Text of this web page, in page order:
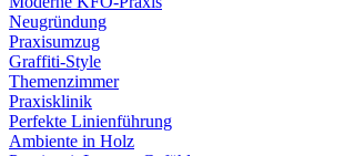
Neugründung
Praxisumzug
Graffiti-Style
Themenzimmer
Praxisklinik
Perfekte Linienführung
Ambiente in Holz